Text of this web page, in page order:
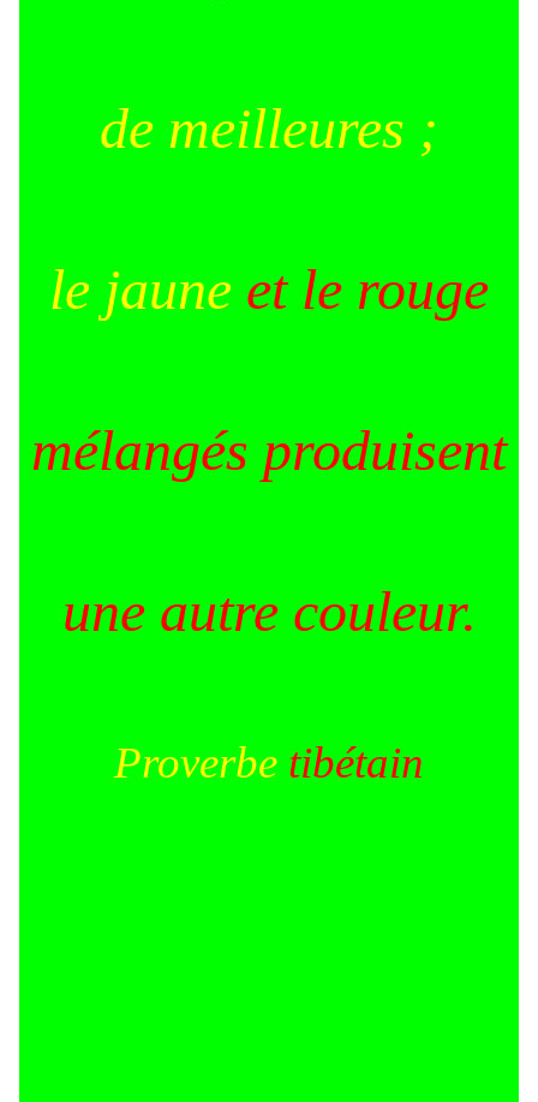
de meilleures ;
le jaune et le rouge
mélangés produisent
une autre couleur.
Proverbe tibétain